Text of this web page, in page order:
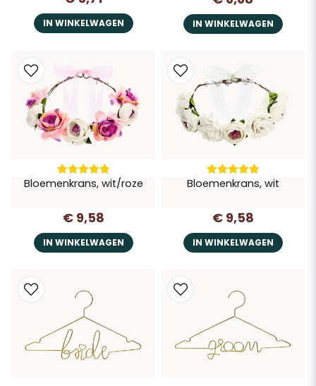
IN WINKELWAGEN IN WINKELWAGEN
Bloemenkrans, wit/roze
€ 9,58
IN WINKELWAGEN
Bloemenkrans, wit
€ 9,58
IN WINKELWAGEN